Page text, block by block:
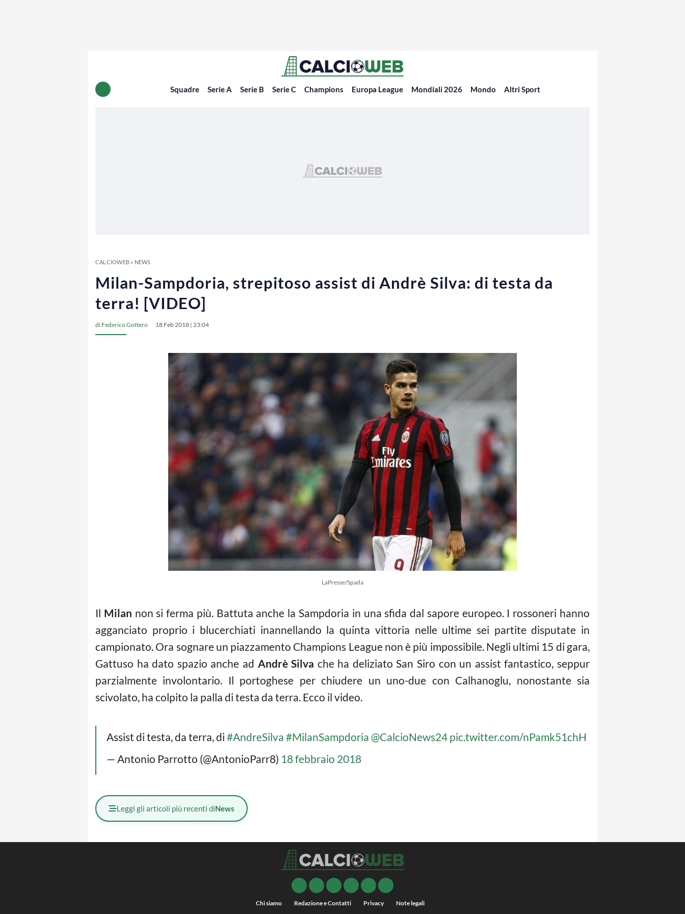
Squadre Serie A Serie B Serie C Champions Europa League Mondiali 2026 Mondo Altri Sport
CALCIOWEB» NEWS
Milan-Sampdoria, strepitoso assist di Andrè Silva: di testa da
terra! [VIDEO]
di Federico Gottero 18 Feb 2018 | 23:04
LaPresse/Spada
Il Milan non si ferma più. Battuta anche la Sampdoria in una sfida dal sapore europeo. I rossoneri hanno
agganciato proprio i blucerchiati inannellando la quinta vittoria nelle ultime sei partite disputate in
campionato. Ora sognare un piazzamento Champions League non è più impossibile. Negli ultimi 15 di gara,
Gattuso ha dato spazio anche ad Andrè Silva che ha deliziato San Siro con un assist fantastico, seppur
parzialmente involontario. Il portoghese per chiudere un uno-due con Calhanoglu, nonostante sia
scivolato, ha colpito la palla di testa da terra. Ecco il video.
Assist di testa, da terra, di #AndreSilva #MilanSampdoria @CalcioNews24 pic.twitter.com/nPamk51chH
— Antonio Parrotto (@AntonioParr8) 18 febbraio 2018
Leggi gli articoli più recenti diNews
Chi siamo Redazione e Contatti Privacy Note legali